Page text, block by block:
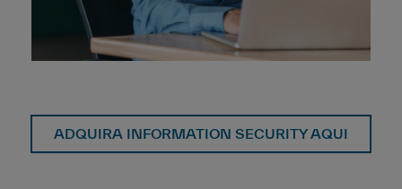
ADQUIRA INFORMATION SECURITY AQUI